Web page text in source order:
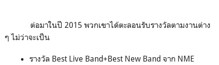
ต่อมาในปี 2015 พวกเขาได้ตะลอนรับรางวัลตามงานต่าง
ๆ ไม่ว่าจะเป็น
รางวัล Best Live Band+Best New Band จาก NME